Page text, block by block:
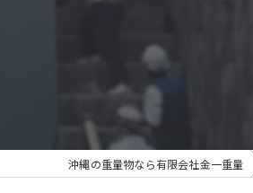
精密機械
天井クレーンド
沖縄の重量物なら有限会社金一重量